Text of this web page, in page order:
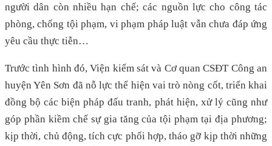
người dân còn nhiều hạn chế; các nguồn lực cho công tác
phòng, chống tội phạm, vi phạm pháp luật vẫn chưa đáp ứng
yêu cầu thực tiễn…
Trước tình hình đó, Viện kiểm sát và Cơ quan CSĐT Công an
huyện Yên Sơn đã nỗ lực thể hiện vai trò nòng cốt, triển khai
đồng bộ các biện pháp đấu tranh, phát hiện, xử lý cũng như
góp phần kiềm chế sự gia tăng của tội phạm tại địa phương;
kịp thời, chủ động, tích cực phối hợp, tháo gỡ kịp thời những